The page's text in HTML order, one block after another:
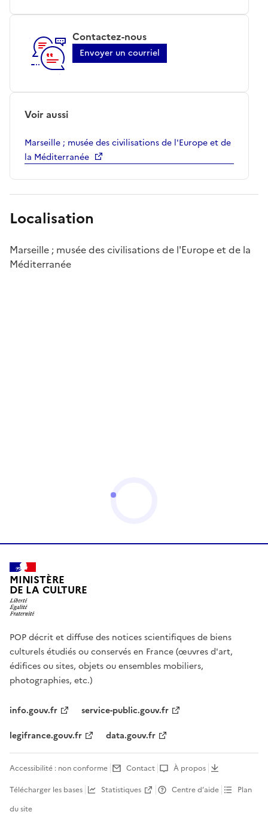
Contactez-nous
Envoyer un courriel
Voir aussi
Marseille ; musée des civilisations de l'Europe et de
la Méditerranée
Localisation
Marseille ; musée des civilisations de l'Europe et de la
Méditerranée
MINISTÈRE
DE LA CULTURE
POP décrit et diffuse des notices scientifiques de biens
culturels étudiés ou conservés en France (œuvres d'art,
édifices ou sites, objets ou ensembles mobiliers,
photographies, etc.)
info.gouv.fr
service-public.gouv.fr
legifrance.gouv.fr
data.gouv.fr
Accessibilité : non conforme Contact
À propos
Télécharger les bases
Statistiques Centre d’aide
Plan
du site